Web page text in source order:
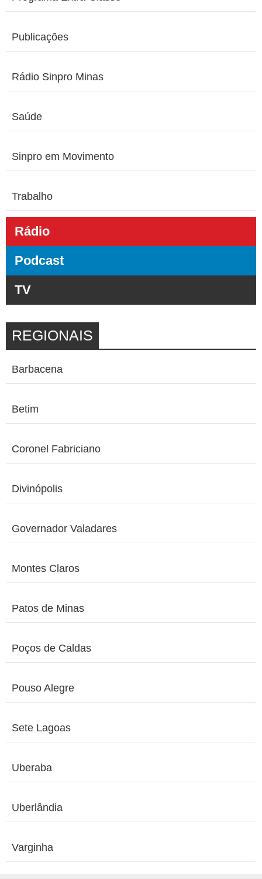
Publicações
Rádio Sinpro Minas
Saúde
Sinpro em Movimento
Trabalho
Rádio
Podcast
TV
REGIONAIS
Barbacena
Betim
Coronel Fabriciano
Divinópolis
Governador Valadares
Montes Claros
Patos de Minas
Poços de Caldas
Pouso Alegre
Sete Lagoas
Uberaba
Uberlândia
Varginha